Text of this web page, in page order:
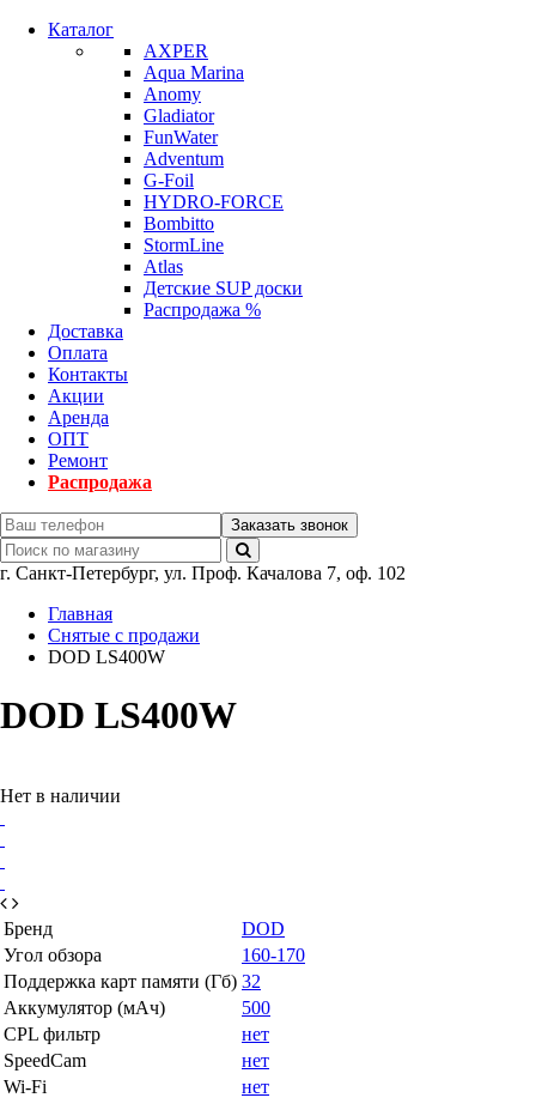
Каталог
AXPER
Aqua Marina
Anomy
Gladiator
FunWater
Adventum
G-Foil
HYDRO-FORCE
Bombitto
StormLine
Atlas
Детские SUP доски
Распродажа %
Доставка
Оплата
Контакты
Акции
Аренда
ОПТ
Ремонт
Распродажа
Заказать звонок
г. Санкт-Петербург, ул. Проф. Качалова 7, оф. 102
Главная
Снятые с продажи
DOD LS400W
DOD LS400W
Нет в наличии
Бренд
DOD
Угол обзора
160-170
Поддержка карт памяти (Гб) 32
Аккумулятор (мАч)
500
CPL фильтр
нет
SpeedCam
нет
Wi-Fi
нет